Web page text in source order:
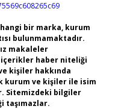
bir marka, kurum
bulunmamaktadır.
makaleler
içerikler haber niteliği
kişiler hakkında
kurum ve kişiler ile isim
Sitemizdeki bilgiler
taşımazlar.